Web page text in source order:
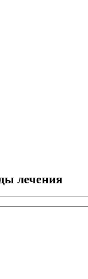
лечения